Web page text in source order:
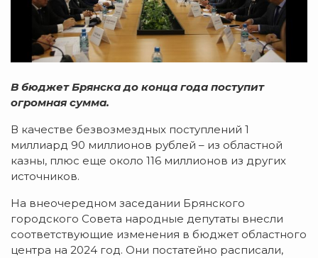
В бюджет Брянска до конца года поступит
огромная сумма.
В качестве безвозмездных поступлений 1
миллиард 90 миллионов рублей – из областной
казны, плюс еще около 116 миллионов из других
источников.
На внеочередном заседании Брянского
городского Совета народные депутаты внесли
соответствующие изменения в бюджет областного
центра на 2024 год. Они постатейно расписали,